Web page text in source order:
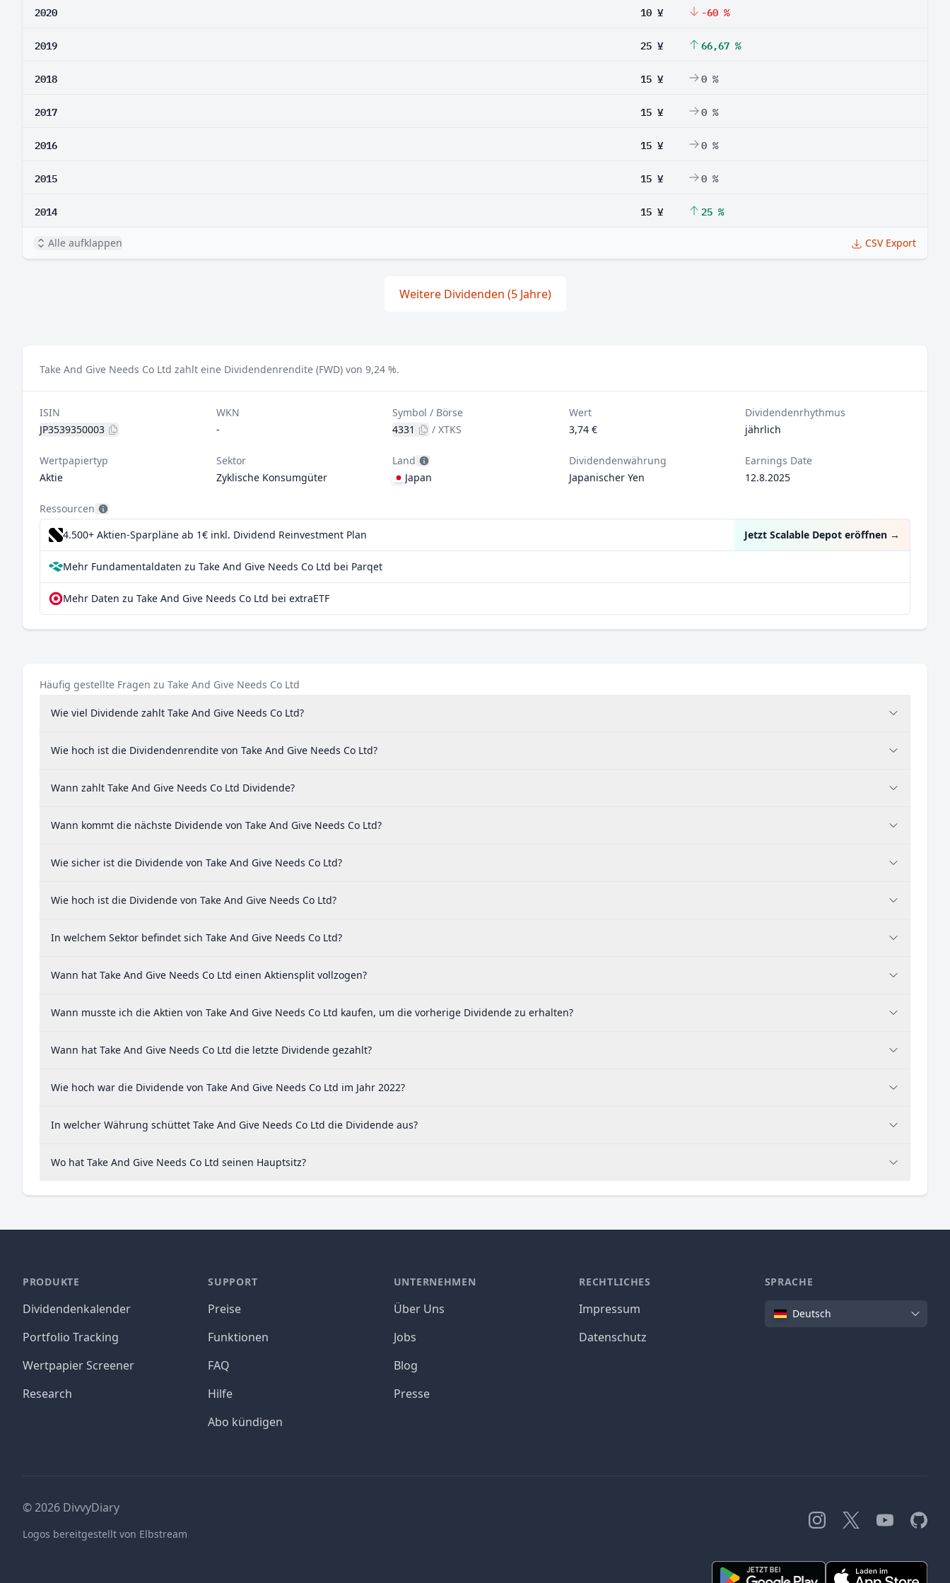
2020 10 ¥ -60 %
2019 25 ¥ 66,67 %
2018 15 ¥ 0 %
2017 15 ¥ 0 %
2016 15 ¥ 0 %
2015 15 ¥ 0 %
2014 15 ¥ 25 %
Alle aufklappen CSV Export
Weitere Dividenden (5 Jahre)
Take And Give Needs Co Ltd zahlt eine Dividendenrendite (FWD) von 9,24 %.
ISIN
JP3539350003
WKN
-
Symbol / Börse
4331
/XTKS
Wert
3,74 €
Dividendenrhythmus
jährlich
Wertpapiertyp
Aktie
Sektor
Zyklische Konsumgüter
Land
Japan
Dividendenwährung
Japanischer Yen
Earnings Date
12.8.2025
Ressourcen
4.500+ Aktien-Sparpläne ab 1€ inkl. Dividend Reinvestment Plan Jetzt Scalable Depot eröffnen →
Mehr Fundamentaldaten zu Take And Give Needs Co Ltd bei Parqet
Mehr Daten zu Take And Give Needs Co Ltd bei extraETF
Häufig gestellte Fragen zu Take And Give Needs Co Ltd
Wie viel Dividende zahlt Take And Give Needs Co Ltd?
Wie hoch ist die Dividendenrendite von Take And Give Needs Co Ltd?
Wann zahlt Take And Give Needs Co Ltd Dividende?
Wann kommt die nächste Dividende von Take And Give Needs Co Ltd?
Wie sicher ist die Dividende von Take And Give Needs Co Ltd?
Wie hoch ist die Dividende von Take And Give Needs Co Ltd?
In welchem Sektor befindet sich Take And Give Needs Co Ltd?
Wann hat Take And Give Needs Co Ltd einen Aktiensplit vollzogen?
Wann musste ich die Aktien von Take And Give Needs Co Ltd kaufen, um die vorherige Dividende zu erhalten?
Wann hat Take And Give Needs Co Ltd die letzte Dividende gezahlt?
Wie hoch war die Dividende von Take And Give Needs Co Ltd im Jahr 2022?
In welcher Währung schüttet Take And Give Needs Co Ltd die Dividende aus?
Wo hat Take And Give Needs Co Ltd seinen Hauptsitz?
PRODUKTE
Dividendenkalender
Portfolio Tracking
Wertpapier Screener
Research
SUPPORT
Preise
Funktionen
FAQ
Hilfe
Abo kündigen
UNTERNEHMEN
Über Uns
Jobs
Blog
Presse
RECHTLICHES
Impressum
Datenschutz
SPRACHE
SpracheDeutsch
Instagram
X YouTubeGitHub
©2026 DivvyDiary
Logos bereitgestellt von Elbstream